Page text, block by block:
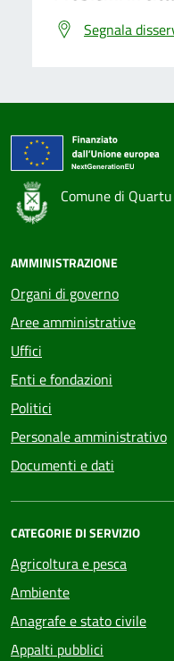
Segnala
Comune di
AMMINISTRAZIONE
Organi di governo
Aree amministrative
Uffici
Enti e fondazioni
Politici
Personale amministrativo
Documenti e dati
CATEGORIE DI SERVIZIO
Agricoltura e pesca
Ambiente
Anagrafe e stato civile
Appalti pubblici